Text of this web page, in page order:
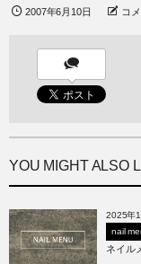
2007年6月10日 コ
YOU MIGHT ALSO
2025年
nail
ネイル